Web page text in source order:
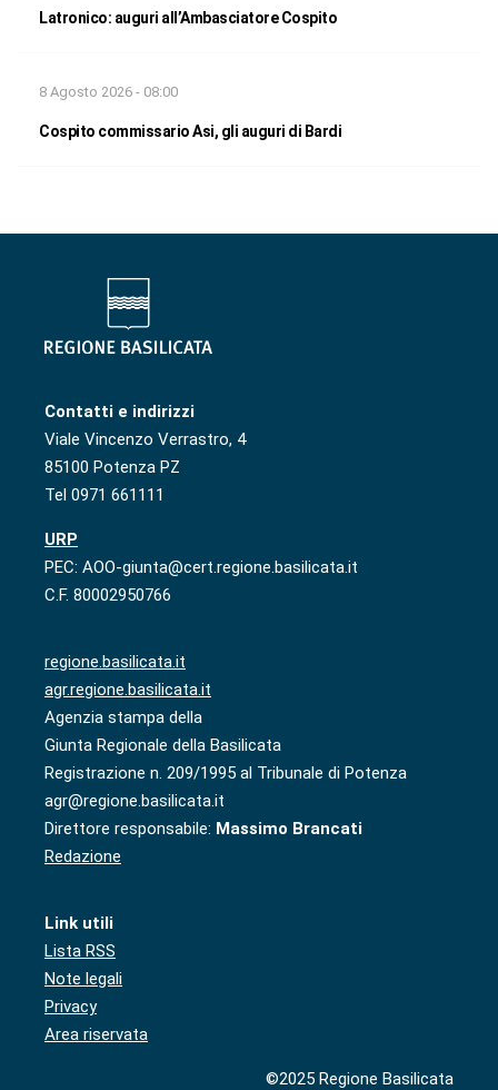
Latronico: auguri all’Ambasciatore Cospito
8 Agosto 2026 - 08:00
Cospito commissario Asi, gli auguri di Bardi
Contatti e indirizzi
Viale Vincenzo Verrastro, 4
85100 Potenza PZ
Tel 0971 661111
URP
PEC: AOO-giunta@cert.regione.basilicata.it
C.F. 80002950766
regione.basilicata.it
agr.regione.basilicata.it
Agenzia stampa della
Giunta Regionale della Basilicata
Registrazione n. 209/1995 al Tribunale di Potenza
agr@regione.basilicata.it
Direttore responsabile: Massimo Brancati
Redazione
Link utili
Lista RSS
Note legali
Privacy
Area riservata
©2025 Regione Basilicata